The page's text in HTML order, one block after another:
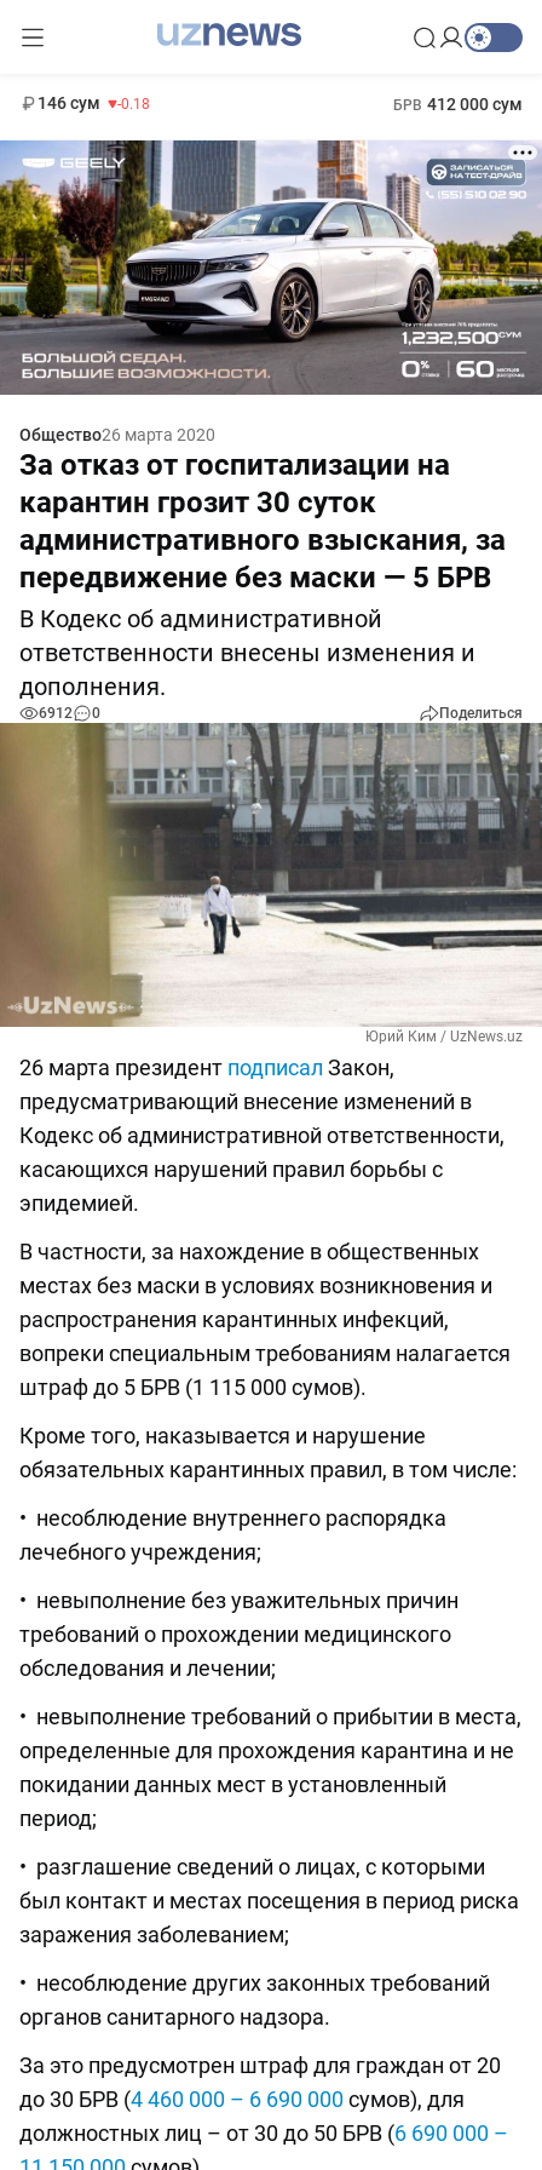
146 сум -0.18 БРВ 412 000 сум
Общество26 марта 2020
За отказ от госпитализации на
карантин грозит 30 суток
административного взыскания, за
передвижение без маски — 5 БРВ
В Кодекс об административной
ответственности внесены изменения и
дополнения.
6912 0 Поделиться
Юрий Ким / UzNews.uz
26 марта президент подписал Закон,
предусматривающий внесение изменений в
Кодекс об административной ответственности,
касающихся нарушений правил борьбы с
эпидемией.
В частности, за нахождение в общественных
местах без маски в условиях возникновения и
распространения карантинных инфекций,
вопреки специальным требованиям налагается
штраф до 5 БРВ (1 115 000 сумов).
Кроме того, наказывается и нарушение
обязательных карантинных правил, в том числе:
• несоблюдение внутреннего распорядка
лечебного учреждения;
• невыполнение без уважительных причин
требований о прохождении медицинского
обследования и лечении;
• невыполнение требований о прибытии в места,
определенные для прохождения карантина и не
покидании данных мест в установленный
период;
• разглашение сведений о лицах, с которыми
был контакт и местах посещения в период риска
заражения заболеванием;
• несоблюдение других законных требований
органов санитарного надзора.
За это предусмотрен штраф для граждан от 20
до 30 БРВ (4 460 000 – 6 690 000сумов), для
должностных лиц – от 30 до 50 БРВ (6 690 000 –